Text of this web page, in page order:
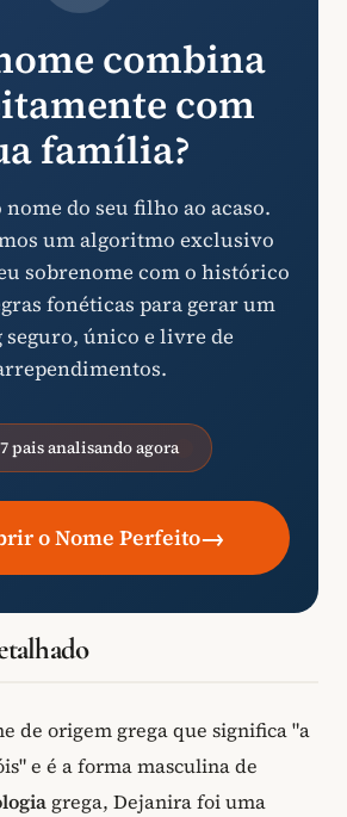
combina
com
família?
nome do seu filho ao acaso.
um algoritmo exclusivo
sobrenome com o histórico
fonéticas para gerar um
único e livre de
pais analisando agora
o Nome Perfeito→
de origem grega que significa "a
e é a forma masculina de
grega, Dejanira foi uma